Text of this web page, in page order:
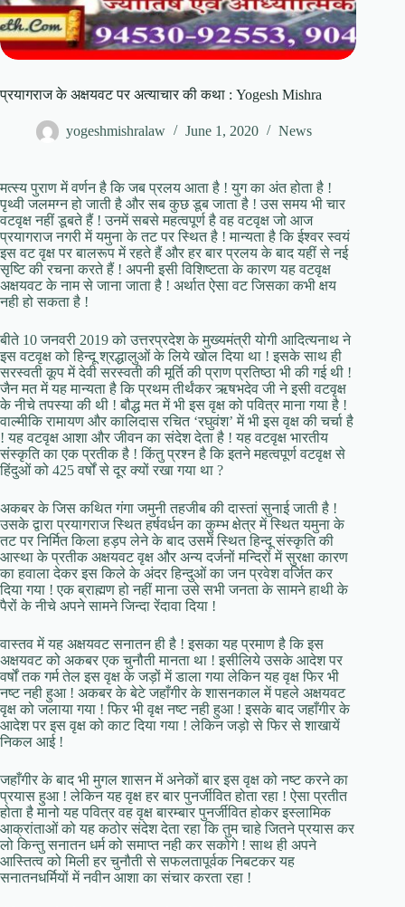
प्रयागराज के अक्षयवट पर अत्याचार की कथा : Yogesh Mishra
yogeshmishralaw June 1, 2020 News
मत्स्य पुराण में वर्णन है कि जब प्रलय आता है ! युग का अंत होता है !
पृथ्वी जलमग्न हो जाती है और सब कुछ डूब जाता है ! उस समय भी चार
वटवृक्ष नहीं डूबते हैं ! उनमें सबसे महत्वपूर्ण है वह वटवृक्ष जो आज
प्रयागराज नगरी में यमुना के तट पर स्थित है ! मान्यता है कि ईश्वर स्वयं
इस वट वृक्ष पर बालरूप में रहते हैं और हर बार प्रलय के बाद यहीं से नई
सृष्टि की रचना करते हैं ! अपनी इसी विशिष्टता के कारण यह वटवृक्ष
अक्षयवट के नाम से जाना जाता है ! अर्थात ऐसा वट जिसका कभी क्षय
नही हो सकता है !
बीते 10 जनवरी 2019 को उत्तरप्रदेश के मुख्यमंत्री योगी आदित्यनाथ ने
इस वटवृक्ष को हिन्दू श्रद्धालुओं के लिये खोल दिया था ! इसके साथ ही
सरस्वती कूप में देवी सरस्वती की मूर्ति की प्राण प्रतिष्ठा भी की गई थी !
जैन मत में यह मान्यता है कि प्रथम तीर्थंकर ऋषभदेव जी ने इसी वटवृक्ष
के नीचे तपस्या की थी ! बौद्ध मत में भी इस वृक्ष को पवित्र माना गया है !
वाल्मीकि रामायण और कालिदास रचित ‘रघुवंश’ में भी इस वृक्ष की चर्चा है
! यह वटवृक्ष आशा और जीवन का संदेश देता है ! यह वटवृक्ष भारतीय
संस्कृति का एक प्रतीक है ! किंतु प्रश्न है कि इतने महत्वपूर्ण वटवृक्ष से
हिंदुओं को 425 वर्षों से दूर क्यों रखा गया था ?
अकबर के जिस कथित गंगा जमुनी तहजीब की दास्तां सुनाई जाती है !
उसके द्वारा प्रयागराज स्थित हर्षवर्धन का कुम्भ क्षेत्र में स्थित यमुना के
तट पर निर्मित किला हड़प लेने के बाद उसमें स्थित हिन्दू संस्कृति की
आस्था के प्रतीक अक्षयवट वृक्ष और अन्य दर्जनों मन्दिरों में सुरक्षा कारण
का हवाला देकर इस किले के अंदर हिन्दुओं का जन प्रवेश वर्जित कर
दिया गया ! एक ब्राह्मण हो नहीं माना उसे सभी जनता के सामने हाथी के
पैरों के नीचे अपने सामने जिन्दा रेंदावा दिया !
वास्तव में यह अक्षयवट सनातन ही है ! इसका यह प्रमाण है कि इस
अक्षयवट को अकबर एक चुनौती मानता था ! इसीलिये उसके आदेश पर
वर्षों तक गर्म तेल इस वृक्ष के जड़ों में डाला गया लेकिन यह वृक्ष फिर भी
नष्ट नही हुआ ! अकबर के बेटे जहाँगीर के शासनकाल में पहले अक्षयवट
वृक्ष को जलाया गया ! फिर भी वृक्ष नष्ट नही हुआ ! इसके बाद जहाँगीर के
आदेश पर इस वृक्ष को काट दिया गया ! लेकिन जड़ो से फिर से शाखायें
निकल आई !
जहाँगीर के बाद भी मुगल शासन में अनेकों बार इस वृक्ष को नष्ट करने का
प्रयास हुआ ! लेकिन यह वृक्ष हर बार पुनर्जीवित होता रहा ! ऐसा प्रतीत
होता है मानो यह पवित्र वह वृक्ष बारम्बार पुनर्जीवित होकर इस्लामिक
आक्रांताओं को यह कठोर संदेश देता रहा कि तुम चाहे जितने प्रयास कर
लो किन्तु सनातन धर्म को समाप्त नही कर सकोगे ! साथ ही अपने
आस्तित्व को मिली हर चुनौती से सफलतापूर्वक निबटकर यह
सनातनधर्मियों में नवीन आशा का संचार करता रहा !